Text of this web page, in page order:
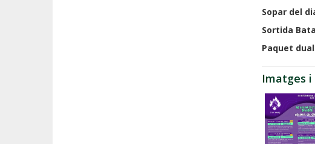
Sopar del
Sortida
Paquet dual
Imatges i